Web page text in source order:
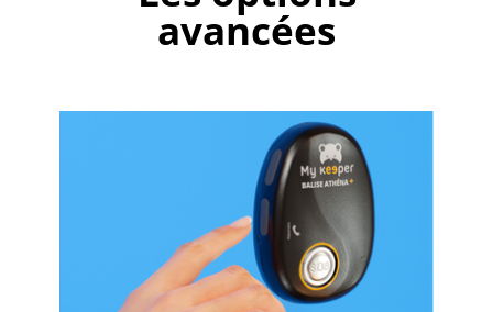
avancées